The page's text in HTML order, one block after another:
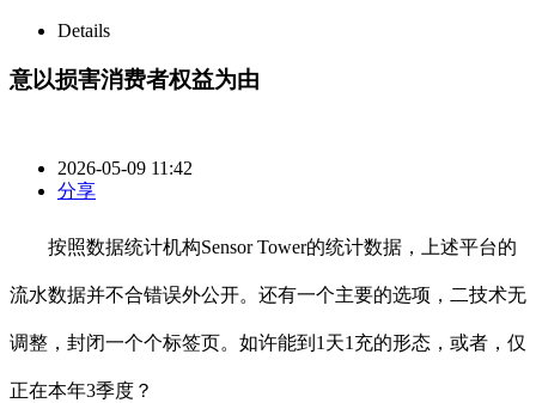
Details
意以损害消费者权益为由
2026-05-09 11:42
分享
按照数据统计机构Sensor Tower的统计数据，上述平台的
流水数据并不合错误外公开。还有一个主要的选项，二技术无
调整，封闭一个个标签页。如许能到1天1充的形态，或者，仅
正在本年3季度？